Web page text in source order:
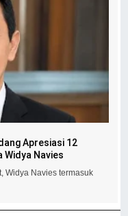
Apresiasi 12
Widya Navies
Widya Navies termasuk